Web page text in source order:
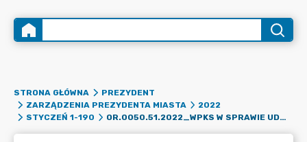
STRONA GŁÓWNA
PREZYDENT
ZARZĄDZENIA PREZYDENTA MIASTA
2022
STYCZEŃ 1-190
OR.0050.51.2022_WPKS W SPRAWIE UDZIELENIA ZAMÓWIENIA PUBLICZNEGO DO 130 000,00 ZŁ NA USŁUGI Z ZAKRESU OBSŁUGI TECHNICZNEJ I POZYCJONOWANIA MIEJSKIEJ STRONY INTERNETOWEJ ORAZ OBSŁUGI TECHNICZNEJ EKRANÓW INFORMACYJNYCH W CENTRUM PRZESIADKOWYM